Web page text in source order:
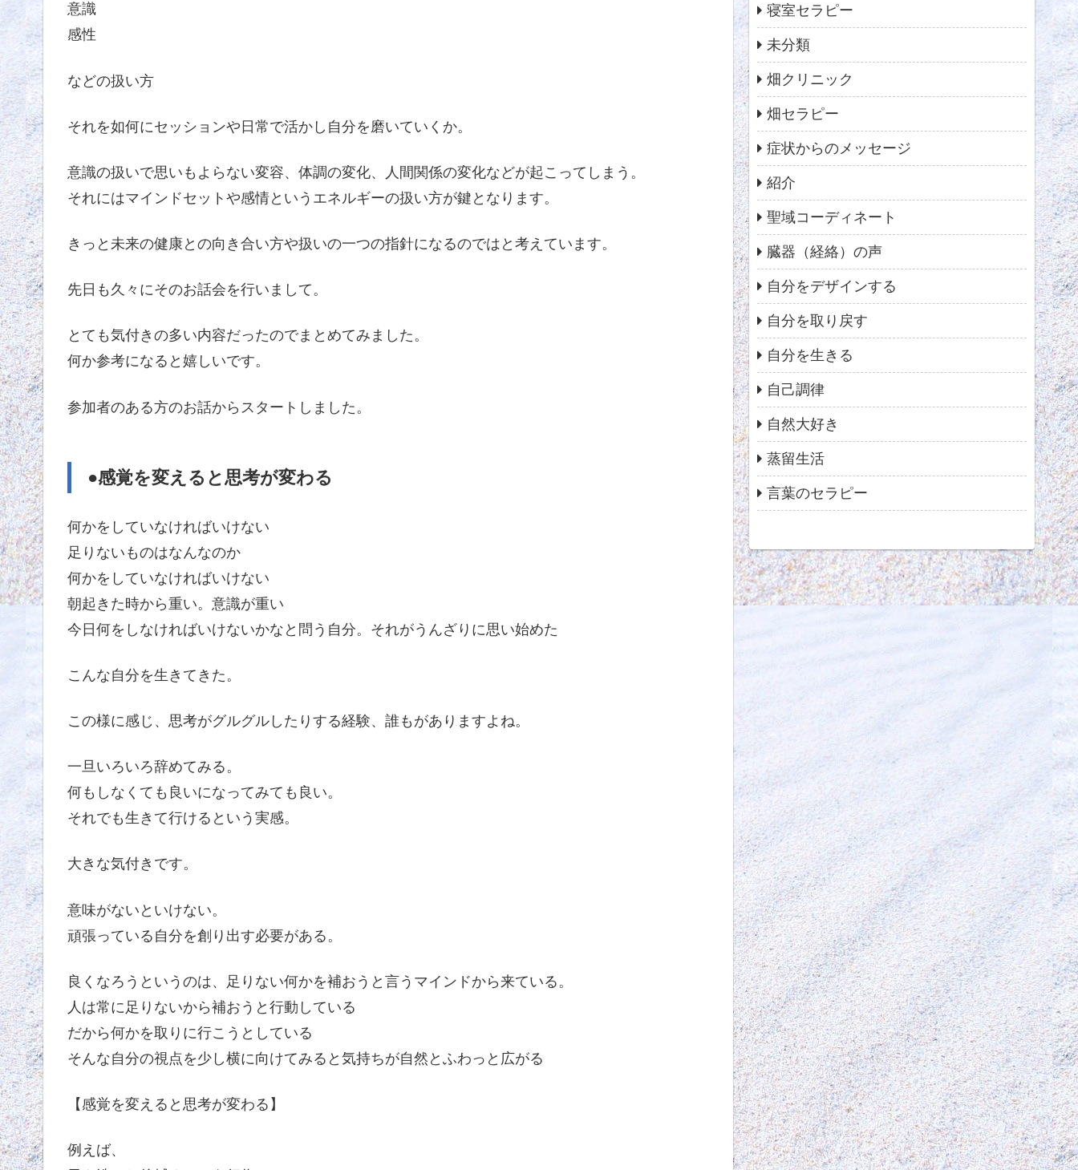
意識
感性
などの扱い方
それを如何にセッションや日常で活かし自分を磨いていくか。
意識の扱いで思いもよらない変容、体調の変化、人間関係の変化などが起こってしまう。
それにはマインドセットや感情というエネルギーの扱い方が鍵となります。
きっと未来の健康との向き合い方や扱いの一つの指針になるのではと考えています。
先日も久々にそのお話会を行いまして。
とても気付きの多い内容だったのでまとめてみました。
何か参考になると嬉しいです。
参加者のある方のお話からスタートしました。
●感覚を変えると思考が変わる
何かをしていなければいけない
足りないものはなんなのか
何かをしていなければいけない
朝起きた時から重い。意識が重い
今日何をしなければいけないかなと問う自分。それがうんざりに思い始めた
こんな自分を生きてきた。
この様に感じ、思考がグルグルしたりする経験、誰もがありますよね。
一旦いろいろ辞めてみる。
何もしなくても良いになってみても良い。
それでも生きて行けるという実感。
大きな気付きです。
意味がないといけない。
頑張っている自分を創り出す必要がある。
良くなろうというのは、足りない何かを補おうと言うマインドから来ている。
人は常に足りないから補おうと行動している
だから何かを取りに行こうとしている
そんな自分の視点を少し横に向けてみると気持ちが自然とふわっと広がる
【感覚を変えると思考が変わる】
例えば、
寝室セラピー
未分類
畑クリニック
畑セラピー
症状からのメッセージ
紹介
聖域コーディネート
臓器（経絡）の声
自分をデザインする
自分を取り戻す
自分を生きる
自己調律
自然大好き
蒸留生活
言葉のセラピー